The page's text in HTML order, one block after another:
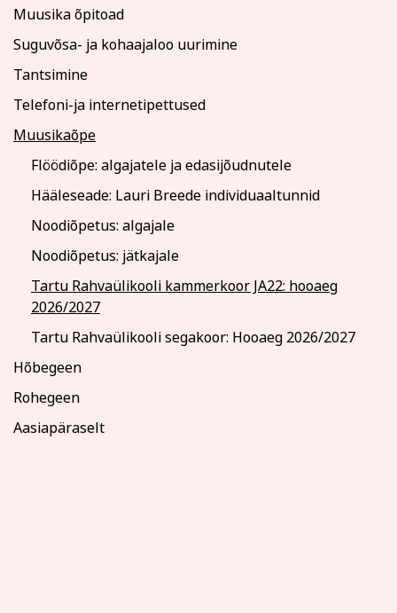
Muusika õpitoad
Suguvõsa- ja kohaajaloo uurimine
Tantsimine
Telefoni-ja internetipettused
Muusikaõpe
Flöödiõpe: algajatele ja edasijõudnutele
Hääleseade: Lauri Breede individuaaltunnid
Noodiõpetus: algajale
Noodiõpetus: jätkajale
Tartu Rahvaülikooli kammerkoor JA22: hooaeg
2026/2027
Tartu Rahvaülikooli segakoor: Hooaeg 2026/2027
Hõbegeen
Rohegeen
Aasiapäraselt